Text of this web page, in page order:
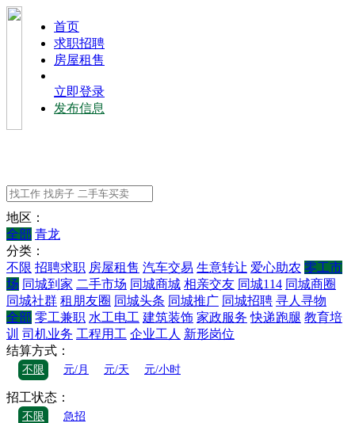
⾸⻚
求职招聘
房屋租售
立即登录
发布信息
地区：
全部 青龙
分类：
不限 招聘求职 房屋租售 汽车交易 生意转让 爱心助农 零工市
场 同城到家 二手市场 同城商城 相亲交友 同城114 同城商圈
同城社群 租朋友圈 同城头条 同城推广 同城招聘 寻人寻物
全部 零工兼职 水工电工 建筑装饰 家政服务 快递跑腿 教育培
训 司机业务 工程用工 企业工人 新形岗位
结算方式：
不限 元/月 元/天 元/小时
招工状态：
不限 急招